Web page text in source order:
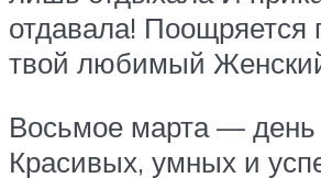
отдавала! Поощряется
твой любимый
Восьмое марта — день
Красивых, умных и